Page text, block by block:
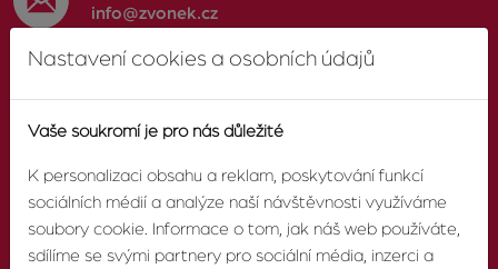
info@zvonek.cz
O AGENTUŘE
Nastavení cookies a osobních údajů
Vaše soukromí je pro nás důležité
K personalizaci obsahu a reklam, poskytování funkcí
sociálních médií a analýze naší návštěvnosti využíváme
soubory cookie. Informace o tom, jak náš web používáte,
sdílíme se svými partnery pro sociální média, inzerci a